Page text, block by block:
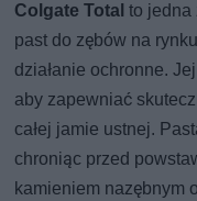
Colgate Total to jedna
past do zębów na
działanie ochronne.
aby zapewniać
całej jamie ustnej.
chroniąc przed
kamieniem nazębnym